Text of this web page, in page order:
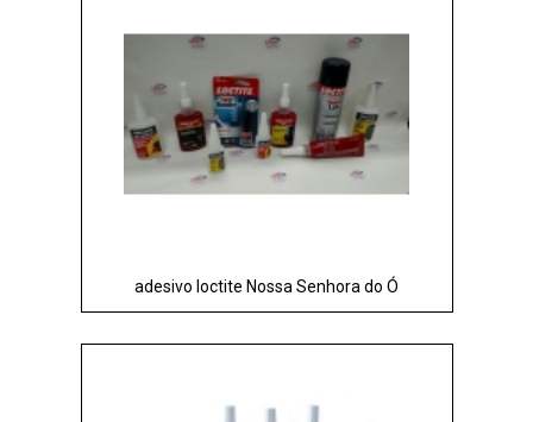
adesivo loctite Nossa Senhora do Ó